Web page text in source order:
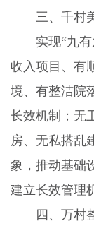
三、千村
实现“九
收入项目、有
境、有整洁院
长效机制；无
房、无私搭乱
象，推动基础
建立长效管理
四、万村